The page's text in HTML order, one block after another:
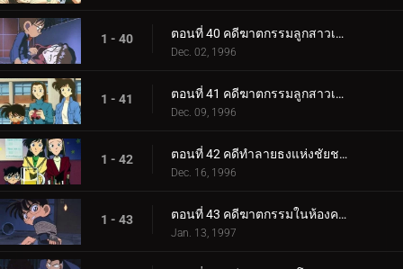
1 - 40 ตอนที่ 40 คดีฆาตกรรมลูกสาวเศรษฐี (ตอนแรก)
Dec. 02, 1996
1 - 41 ตอนที่ 41 คดีฆาตกรรมลูกสาวเศรษฐี (ตอนจบ)
Dec. 09, 1996
1 - 42 ตอนที่ 42 คดีทำลายธงแห่งชัยชนะ
Dec. 16, 1996
1 - 43 ตอนที่ 43 คดีฆาตกรรมในห้องคาราโอเกะ
Jan. 13, 1997